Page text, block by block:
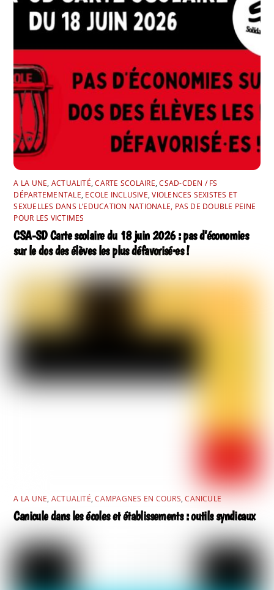
A LA UNE, ACTUALITÉ,CARTE SCOLAIRE,CSAD-CDEN / FS
DÉPARTEMENTALE, ECOLE INCLUSIVE,VIOLENCES SEXISTES ET
SEXUELLES DANS L’EDUCATION NATIONALE, PAS DE DOUBLE PEINE
POUR LES VICTIMES
CSA-SD Carte scolaire du 18 juin 2026 : pas d’économies
sur le dos des élèves les plus défavorisé·es !
A LA UNE, ACTUALITÉ,CAMPAGNES EN COURS,CANICULE
Canicule dans les écoles et établissements : outils syndicaux